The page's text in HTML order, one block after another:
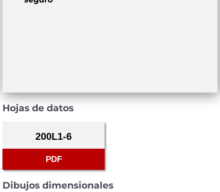
Hojas de datos
200L1-6
PDF
Dibujos dimensionales